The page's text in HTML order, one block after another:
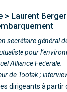
> Laurent
secrétaire général
pour
Alliance Fédérale.
de Tootak ;
dirigeants à partir